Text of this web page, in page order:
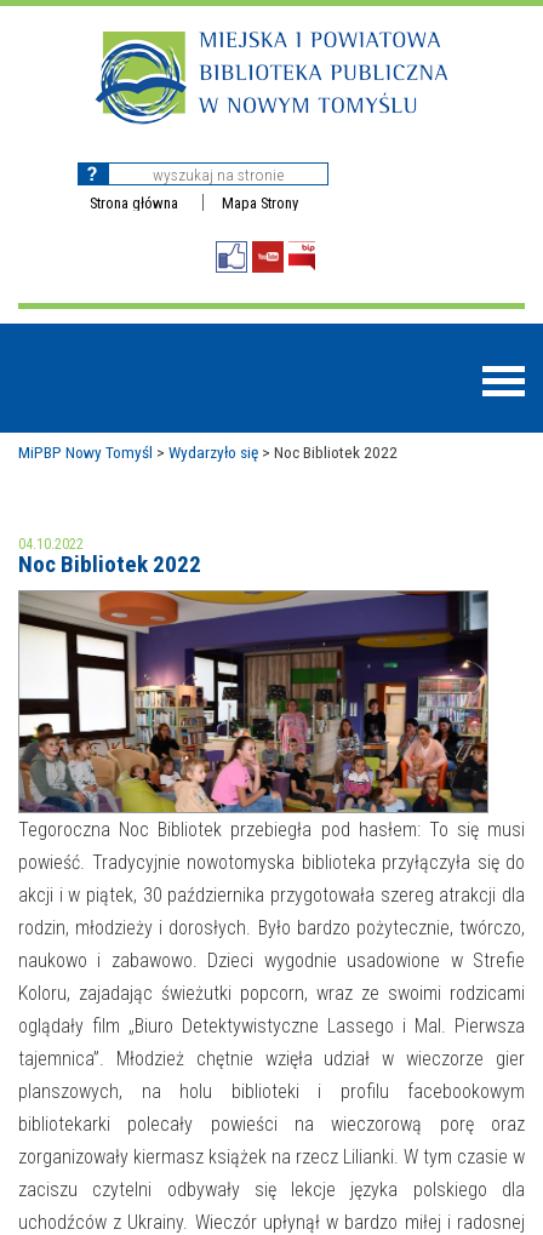
Strona główna Mapa Strony
MOJE KONTO
AKTUALNOŚCI
NAJBLIŻSZE WYDARZENIA
WYDARZENIA BIEŻĄCE
WYDARZYŁO SIĘ
NASZA OFERTA
STREFA WIEDZY O REGIONIE
STREFA KOLORU
FORMY STAŁE
NASZE FILIE
POLECANE STRONY
WYDARZENIA KULTURALNE
FOTO
E-INFORMATOR
MiPBP Nowy Tomyśl > Wydarzyło się > Noc Bibliotek 2022
04.10.2022
Noc Bibliotek 2022
Tegoroczna Noc Bibliotek przebiegła pod hasłem: To się musi
powieść. Tradycyjnie nowotomyska biblioteka przyłączyła się do
akcji i w piątek, 30 października przygotowała szereg atrakcji dla
rodzin, młodzieży i dorosłych. Było bardzo pożytecznie, twórczo,
naukowo i zabawowo. Dzieci wygodnie usadowione w Strefie
Koloru, zajadając świeżutki popcorn, wraz ze swoimi rodzicami
oglądały film „Biuro Detektywistyczne Lassego i Mal. Pierwsza
tajemnica”. Młodzież chętnie wzięła udział w wieczorze gier
planszowych, na holu biblioteki i profilu facebookowym
bibliotekarki polecały powieści na wieczorową porę oraz
zorganizowały kiermasz książek na rzecz Lilianki. W tym czasie w
zaciszu czytelni odbywały się lekcje języka polskiego dla
uchodźców z Ukrainy. Wieczór upłynął w bardzo miłej i radosnej